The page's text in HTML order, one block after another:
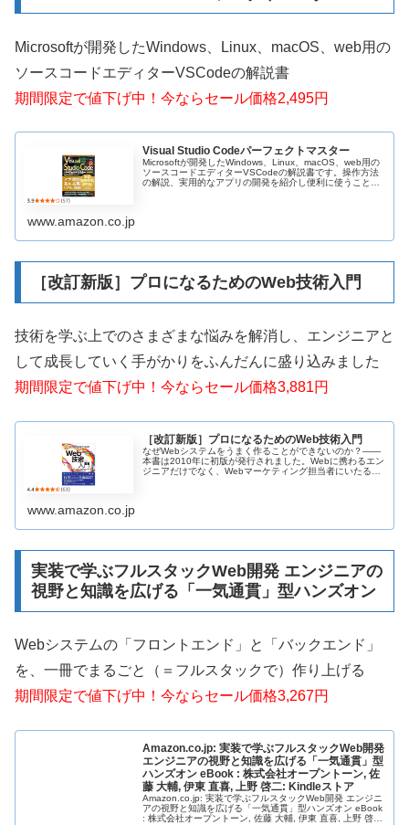
Microsoftが開発したWindows、Linux、macOS、web用の
ソースコードエディターVSCodeの解説書
期間限定で値下げ中！今ならセール価格2,495円
Visual Studio Codeパーフェクトマスター
Microsoftが開発したWindows、Linux、macOS、web用の
ソースコードエディターVSCodeの解説書です。操作方法
の解説、実用的なアプリの開発を紹介し便利に使うことを
www.amazon.co.jp
［改訂新版］プロになるためのWeb技術入門
技術を学ぶ上でのさまざまな悩みを解消し、エンジニアと
して成長していく手がかりをふんだんに盛り込みました
期間限定で値下げ中！今ならセール価格3,881円
［改訂新版］プロになるためのWeb技術入門
なぜWebシステムをうまく作ることができないのか？――
本書は2010年に初版が発行されました。Webに携わるエン
ジニアだけでなく、Webマーケティング担当者にいたるま
www.amazon.co.jp
実装で学ぶフルスタックWeb開発 エンジニアの
視野と知識を広げる「一気通貫」型ハンズオン
Webシステムの「フロントエンド」と「バックエンド」
を、一冊でまるごと（＝フルスタックで）作り上げる
期間限定で値下げ中！今ならセール価格3,267円
Amazon.co.jp: 実装で学ぶフルスタックWeb開発
エンジニアの視野と知識を広げる「一気通貫」型
ハンズオン eBook : 株式会社オープントーン, 佐
藤 大輔, 伊東 直喜, 上野 啓二: Kindleストア
Amazon.co.jp: 実装で学ぶフルスタックWeb開発 エンジニ
アの視野と知識を広げる「一気通貫」型ハンズオン eBook
: 株式会社オープントーン, 佐藤 大輔, 伊東 直喜, 上野 啓